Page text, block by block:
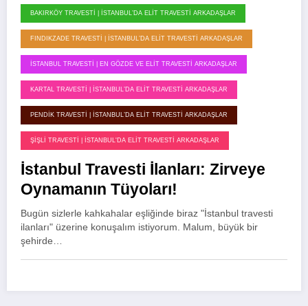
BAKIRKÖY TRAVESTI | İSTANBUL’DA ELIT TRAVESTI ARKADAŞLAR
FINDIKZADE TRAVESTI | İSTANBUL’DA ELIT TRAVESTI ARKADAŞLAR
İSTANBUL TRAVESTI | EN GÖZDE VE ELIT TRAVESTI ARKADAŞLAR
KARTAL TRAVESTI | İSTANBUL’DA ELIT TRAVESTI ARKADAŞLAR
PENDIK TRAVESTI | İSTANBUL’DA ELIT TRAVESTI ARKADAŞLAR
ŞIŞLI TRAVESTI | İSTANBUL'DA ELIT TRAVESTI ARKADAŞLAR
İstanbul Travesti İlanları: Zirveye
Oynamanın Tüyoları!
Bugün sizlerle kahkahalar eşliğinde biraz "İstanbul travesti
ilanları" üzerine konuşalım istiyorum. Malum, büyük bir
şehirde…